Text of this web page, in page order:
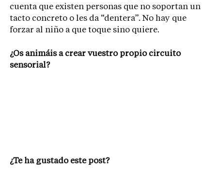
cuenta que existen personas que no soportan un
tacto concreto o les da “dentera”. No hay que
forzar al niño a que toque sino quiere.
¿Os animáis a crear vuestro propio circuito
sensorial?
¿Te ha gustado este post?